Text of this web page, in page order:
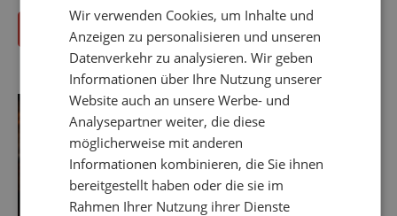
Download arimeo-Prospekt
Wir verwenden Cookies, um Inhalte und
Anzeigen zu personalisieren und unseren
Datenverkehr zu analysieren. Wir geben
Informationen über Ihre Nutzung unserer
Website auch an unsere Werbe- und
Analysepartner weiter, die diese
möglicherweise mit anderen
Informationen kombinieren, die Sie ihnen
bereitgestellt haben oder die sie im
Rahmen Ihrer Nutzung ihrer Dienste